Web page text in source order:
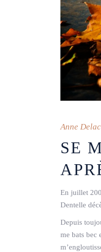
Anne
SE
En juillet
Dentelle
Depuis
me bats bec